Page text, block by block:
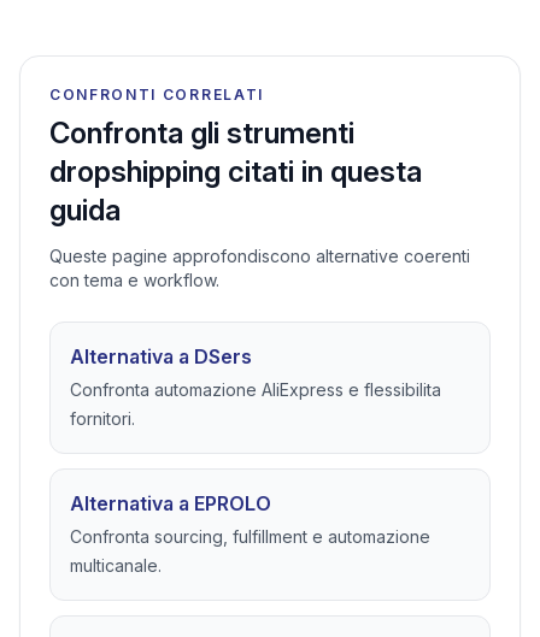
CONFRONTI CORRELATI
Confronta gli strumenti
dropshipping citati in questa
guida
Queste pagine approfondiscono alternative coerenti
con tema e workflow.
Alternativa a DSers
Confronta automazione AliExpress e flessibilita
fornitori.
Alternativa a EPROLO
Confronta sourcing, fulfillment e automazione
multicanale.